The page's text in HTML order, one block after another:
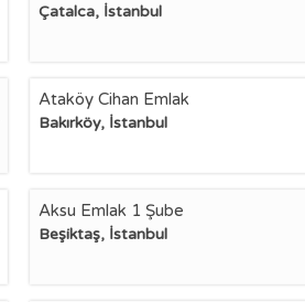
Çatalca, İstanbul
Ataköy Cihan Emlak
Bakırköy, İstanbul
Aksu Emlak 1 Şube
Beşiktaş, İstanbul